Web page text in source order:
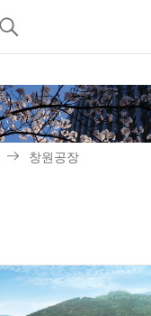
창원공장